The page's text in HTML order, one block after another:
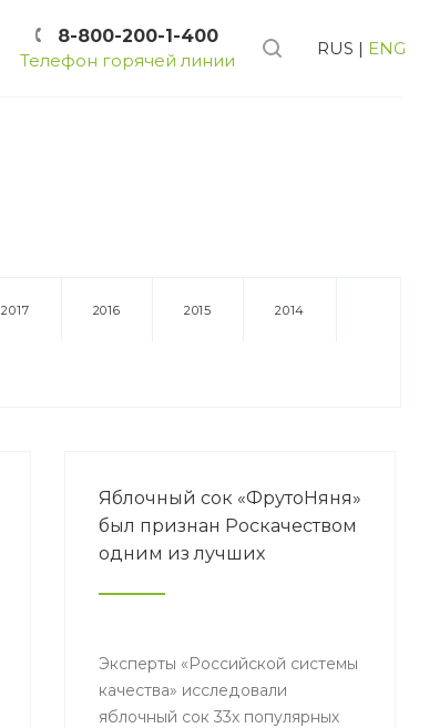
RUS | ENG
8-800-200-1-400
Телефон горячей линии
2017 2016 2015 2014
Яблочный сок «ФрутоНяня»
был признан Роскачеством
одним из лучших
Эксперты «Российской системы
качества» исследовали
яблочный сок 33х популярных